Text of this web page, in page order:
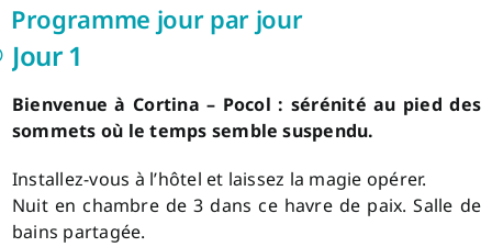
Programme jour par jour
Jour 1
Bienvenue à Cortina – Pocol : sérénité au pied des
sommets où le temps semble suspendu.
Installez-vous à l’hôtel et laissez la magie opérer.
Nuit en chambre de 3 dans ce havre de paix. Salle de
bains partagée.